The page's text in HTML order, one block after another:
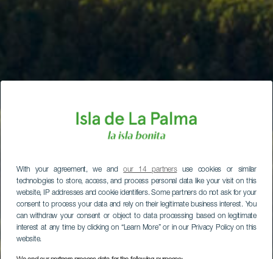
With your agreement, we andour 14 partnersuse cookies or similar
technologies to store, access, and process personal data like your visit on this
website, IP addresses and cookie identifiers. Some partners do not ask for your
consent to process your data and rely on their legitimate business interest. You
can withdraw your consent or object to data processing based on legitimate
interest at any time by clicking on “Learn More” or in our Privacy Policy on this
website.